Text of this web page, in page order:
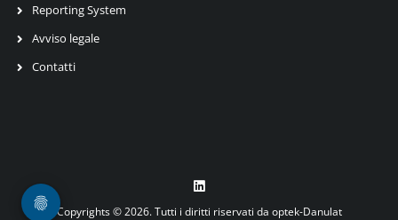
Reporting System
Avviso legale
Contatti
Copyrights © 2026. Tutti i diritti riservati da optek-Danulat